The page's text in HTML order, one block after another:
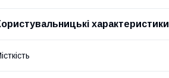
характеристики